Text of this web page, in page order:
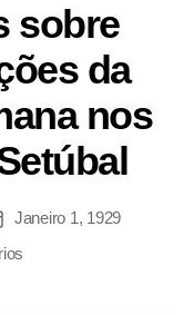
sobre
da
nos
Janeiro 1, 1929